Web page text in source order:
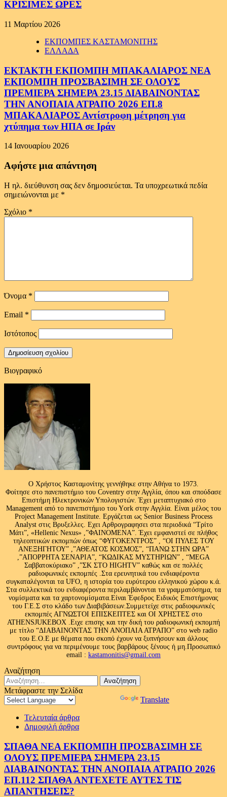
ΚΡΙΣΙΜΕΣ ΩΡΕΣ
11 Μαρτίου 2026
ΕΚΠΟΜΠΕΣ ΚΑΣΤΑΜΟΝΙΤΗΣ
ΕΛΛΑΔΑ
ΕΚΤΑΚΤΗ ΕΚΠΟΜΠΗ ΜΠΑΚΑΛΙΑΡΟΣ ΝΕΑ
ΕΚΠΟΜΠΗ ΠΡΟΣΒΑΣΙΜΗ ΣΕ ΟΛΟΥΣ
ΠΡΕΜΙΕΡΑ ΣΗΜΕΡΑ 23.15 ΔΙΑΒΑΙΝΟΝΤΑΣ
ΤΗΝ ΑΝΟΠΑΙΑ ΑΤΡΑΠΟ 2026 ΕΠ.8
ΜΠΑΚΑΛΙΑΡΟΣ Αντίστροφη μέτρηση για
χτύπημα των ΗΠΑ σε Ιράν
14 Ιανουαρίου 2026
Αφήστε μια απάντηση
Η ηλ. διεύθυνση σας δεν δημοσιεύεται. Τα υποχρεωτικά πεδία
σημειώνονται με *
Σχόλιο *
Όνομα *
Email *
Ιστότοπος
Βιογραφικό
Ο Χρήστος Κασταμονίτης γεννήθηκε στην Αθήνα το 1973.
Φοίτησε στο πανεπιστήμιο του Coventry στην Αγγλία, όπου και σπούδασε
Επιστήμη Ηλεκτρονικών Υπολογιστών. Έχει μεταπτυχιακό στο
Management από το πανεπιστήμιο του Υork στην Αγγλία. Είναι μέλος του
Project Management Institute. Εργάζεται ως Senior Business Process
Analyst στις Βρυξελλες. Εχει Αρθρογραφησει στα περιοδικά “Τρίτο
Μάτι”, «Hellenic Nexus» ,”ΦΑΙΝΟΜΕΝΑ”. Έχει εμφανιστεί σε πλήθος
τηλεοπτικών εκπομπών όπως “ΦΥΓΟΚΕΝΤΡΟΣ” , “ΟΙ ΠΥΛΕΣ ΤΟΥ
ΑΝΕΞΗΓΗΤΟΥ” ,”ΑΘΕΑΤΟΣ ΚΟΣΜΟΣ”, “ΠΑΝΩ ΣΤΗΝ ΩΡΑ”
,”ΑΠΟΡΡΗΤΑ ΣΕΝΑΡΙΑ”, “ΚΩΔΙΚΑΣ ΜΥΣΤΗΡΙΩΝ” , “MEGA
Σαββατοκύριακο” ,”ΣΚ ΣΤΟ HIGHTV” καθώς και σε πολλές
ραδιοφωνικές εκπομπές .Στα ερευνητικά του ενδιαφέροντα
συγκαταλέγονται τα UFO, η ιστορία του ευρύτερου ελληνικού χώρου κ.ά.
Στα συλλεκτικά του ενδιαφέροντα περιλαμβάνονται τα γραμματόσημα, τα
νομίσματα και τα χαρτονομίσματα.Είναι Έφεδρος Ειδικός Επιστήμονας
του Γ.Ε.Σ στο κλάδο των Διαβιβάσεων.Συμμετείχε στις ραδιοφωνικές
εκπομπές ΑΓΝΩΣΤΟΙ ΕΠΙΣΚΕΠΤΕΣ και ΟΙ ΧΡΗΣΤΕΣ στο
ATHENSJUKEBOX .Ειχε επισης και την δική του ραδιοφωνική εκπομπή
με τίτλο “ΔΙΑΒΑΙΝΟΝΤΑΣ ΤΗΝ ΑΝΟΠΑΙΑ ΑΤΡΑΠΟ” στο web radio
του Ε.Ο.Ε με θέματα που σκοπό έχουν να ξυπνήσουν και άλλους
συντρόφους για να περιμένουμε τους βαρβάρους ξένους ή μη.Προσωπικό
email : kastamonitis@gmail.com
Αναζήτηση
Αναζήτηση
για:
Μετάφραστε την Σελίδα
Translate
Τελευταία άρθρα
Δημοφιλή άρθρα
ΣΠΑΘΑ ΝΕΑ ΕΚΠΟΜΠΗ ΠΡΟΣΒΑΣΙΜΗ ΣΕ
ΟΛΟΥΣ ΠΡΕΜΙΕΡΑ ΣΗΜΕΡΑ 23.15
ΔΙΑΒΑΙΝΟΝΤΑΣ ΤΗΝ ΑΝΟΠΑΙΑ ΑΤΡΑΠΟ 2026
ΕΠ.112 ΣΠΑΘΑ ΑΝΤΕΧΕΤΕ ΑΥΤΕΣ ΤΙΣ
ΑΠΑΝΤΗΣΕΙΣ?